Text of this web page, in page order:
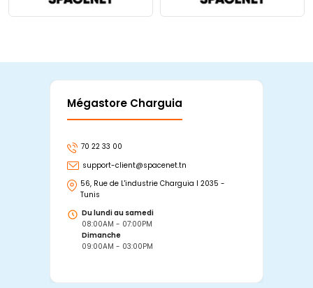
Mégastore Charguia
70 22 33 00
support-client@spacenet.tn
56, Rue de L'industrie Charguia I 2035 -
Tunis
Du lundi au samedi
08:00AM - 07:00PM
Dimanche
09:00AM - 03:00PM